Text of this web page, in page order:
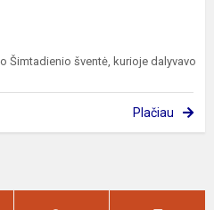
Šimtadienio šventė, kurioje dalyvavo
Plačiau